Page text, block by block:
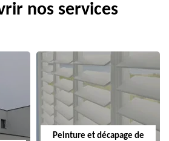
nos services
Peinture et décapage de